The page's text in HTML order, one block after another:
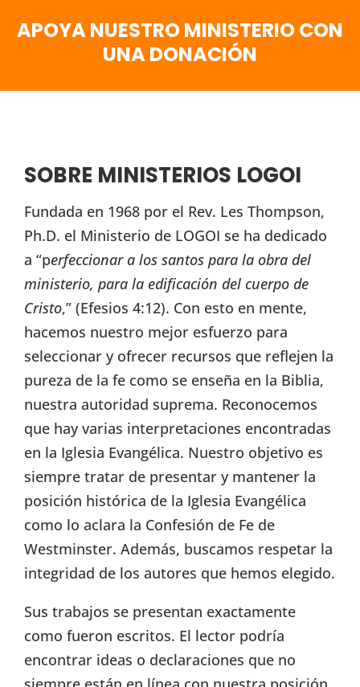
APOYA NUESTRO MINISTERIO CON
UNA DONACIÓN
SOBRE MINISTERIOS LOGOI
Fundada en 1968 por el Rev. Les Thompson,
Ph.D. el Ministerio de LOGOI se ha dedicado
a “perfeccionar a los santos para la obra del
ministerio, para la edificación del cuerpo de
Cristo,” (Efesios 4:12). Con esto en mente,
hacemos nuestro mejor esfuerzo para
seleccionar y ofrecer recursos que reflejen la
pureza de la fe como se enseña en la Biblia,
nuestra autoridad suprema. Reconocemos
que hay varias interpretaciones encontradas
en la Iglesia Evangélica. Nuestro objetivo es
siempre tratar de presentar y mantener la
posición histórica de la Iglesia Evangélica
como lo aclara la Confesión de Fe de
Westminster. Además, buscamos respetar la
integridad de los autores que hemos elegido.
Sus trabajos se presentan exactamente
como fueron escritos. El lector podría
encontrar ideas o declaraciones que no